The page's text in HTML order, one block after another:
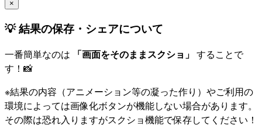
×
💡 結果の保存・シェアについて
一番簡単なのは 「画面をそのままスクショ」 することで
す！📸
※結果の内容（アニメーション等の凝った作り）やご利用の
環境によっては画像化ボタンが機能しない場合があります。
その際は恐れ入りますがスクショ機能で保存してください！